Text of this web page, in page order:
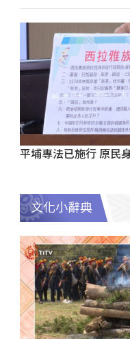
平埔專法已施行 原民
文化小辭典